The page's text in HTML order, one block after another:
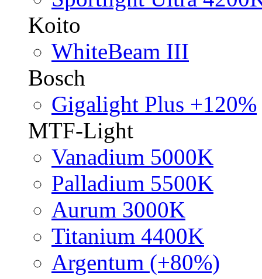
Koito
WhiteBeam III
Bosch
Gigalight Plus +120%
MTF-Light
Vanadium 5000K
Palladium 5500K
Aurum 3000K
Titanium 4400K
Argentum (+80%)